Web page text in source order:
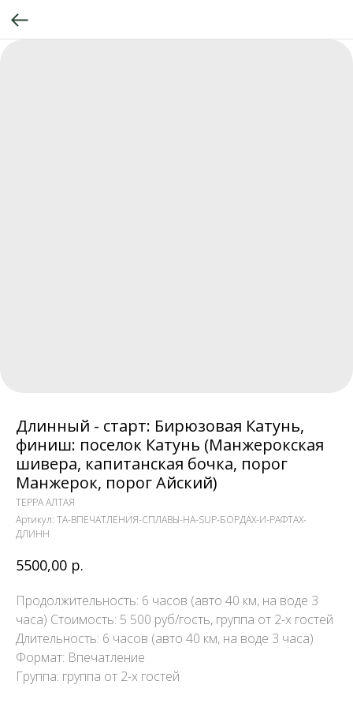
Длинный - старт: Бирюзовая Катунь,
финиш: поселок Катунь (Манжерокская
шивера, капитанская бочка, порог
Манжерок, порог Айский)
ТЕРРА АЛТАЯ
Артикул: TA-ВПЕЧАТЛЕНИЯ-СПЛАВЫ-НА-SUP-БОРДАХ-И-РАФТАХ-
ДЛИНН
5500,00 р.
Продолжительность: 6 часов (авто 40 км, на воде 3
часа) Стоимость: 5 500 руб/гость, группа от 2-х гостей
Длительность: 6 часов (авто 40 км, на воде 3 часа)
Формат: Впечатление
Группа: группа от 2-х гостей